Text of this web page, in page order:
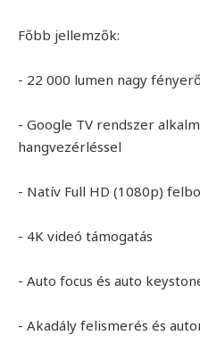
Főbb jellemzők:
- 22 000 lumen nagy
- Google TV rendszer
hangvezérléssel
- Natív Full HD (1080p)
- 4K videó támogatás
- Auto focus és auto
- Akadály felismerés és